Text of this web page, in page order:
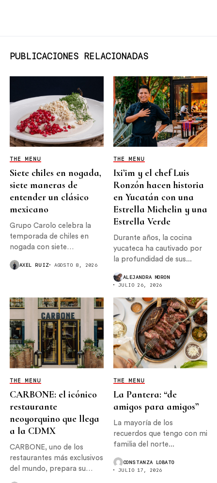
PUBLICACIONES RELACIONADAS
THE MENU
Siete chiles en nogada,
siete maneras de
entender un clásico
mexicano
Grupo Carolo celebra la
temporada de chiles en
nogada con siete
AXEL RUIZ AGOSTO 8, 2026
THE MENU
Ixi’im y el chef Luis
Ronzón hacen historia
en Yucatán con una
Estrella Michelin y una
Estrella Verde
Durante años, la cocina
yucateca ha cautivado por
la profundidad de sus...
ALEJANDRA MORON
JULIO 26, 2026
THE MENU
CARBONE: el icónico
restaurante
neoyorquino que llega
a la CDMX
CARBONE, uno de los
restaurantes más exclusivos
del mundo, prepara su
THE MENU
La Pantera: “de
amigos para amigos”
La mayoría de los
recuerdos que tengo con mi
familia del norte...
CONSTANZA LOBATO
JULIO 17, 2026